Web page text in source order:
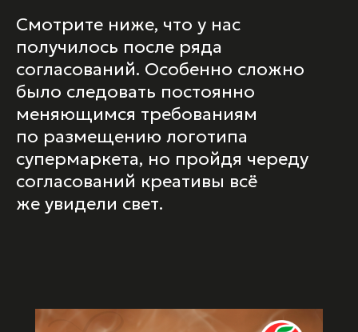
Смотрите ниже, что у нас
получилось после ряда
согласований. Особенно сложно
было следовать постоянно
меняющимся требованиям
по размещению логотипа
супермаркета, но пройдя череду
согласований креативы всё
же увидели свет.